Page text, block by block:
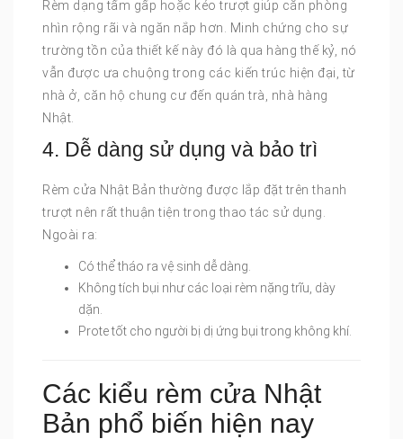
Rèm dạng tấm gấp hoặc kéo trượt giúp căn phòng
nhìn rộng rãi và ngăn nắp hơn. Minh chứng cho sự
trường tồn của thiết kế này đó là qua hàng thế kỷ, nó
vẫn được ưa chuộng trong các kiến trúc hiện đại, từ
nhà ở, căn hộ chung cư đến quán trà, nhà hàng
Nhật.
4. Dễ dàng sử dụng và bảo trì
Rèm cửa Nhật Bản thường được lắp đặt trên thanh
trượt nên rất thuận tiện trong thao tác sử dụng.
Ngoài ra:
Có thể tháo ra vệ sinh dễ dàng.
Không tích bụi như các loại rèm nặng trĩu, dày
dặn.
Prote tốt cho người bị dị ứng bụi trong không khí.
Các kiểu rèm cửa Nhật
Bản phổ biến hiện nay